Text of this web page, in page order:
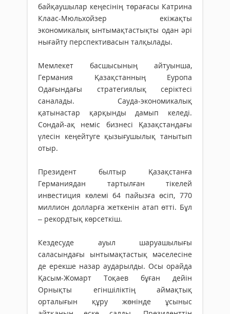
байқаушылар кеңесінің төрағасы Катрина
Клаас-Мюльхойзер екіжақты
экономикалық ынтымақтастықты одан әрі
нығайту перспективасын талқылады.
Мемлекет басшысының айтуынша,
Германия Қазақстанның Еуропа
Одағындағы стратегиялық серіктесі
саналады. Сауда-экономикалық
қатынастар қарқынды дамып келеді.
Сондай-ақ неміс бизнесі Қазақстандағы
үлесін кеңейтуге қызығушылық танытып
отыр.
Президент былтыр Қазақстанға
Германиядан тартылған тікелей
инвестиция көлемі 64 пайызға өсіп, 770
миллион долларға жеткенін атап өтті. Бұл
– рекордтық көрсеткіш.
Кездесуде ауыл шаруашылығы
саласындағы ынтымақтастық мәселесіне
де ерекше назар аударылды. Осы орайда
Қасым-Жомарт Тоқаев бұған дейін
Орнықты егіншіліктің аймақтық
орталығын құру жөнінде ұсыныс